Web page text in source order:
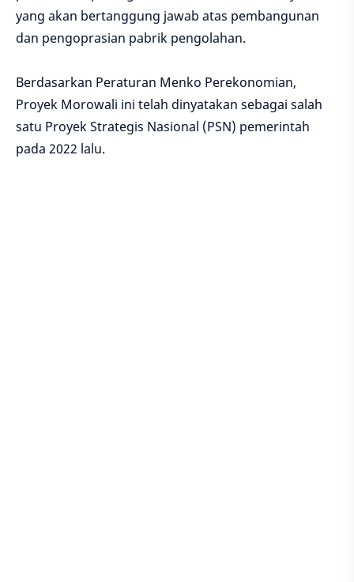
yang akan bertanggung jawab atas pembangunan
dan pengoprasian pabrik pengolahan.
Berdasarkan Peraturan Menko Perekonomian,
Proyek Morowali ini telah dinyatakan sebagai salah
satu Proyek Strategis Nasional (PSN) pemerintah
pada 2022 lalu.